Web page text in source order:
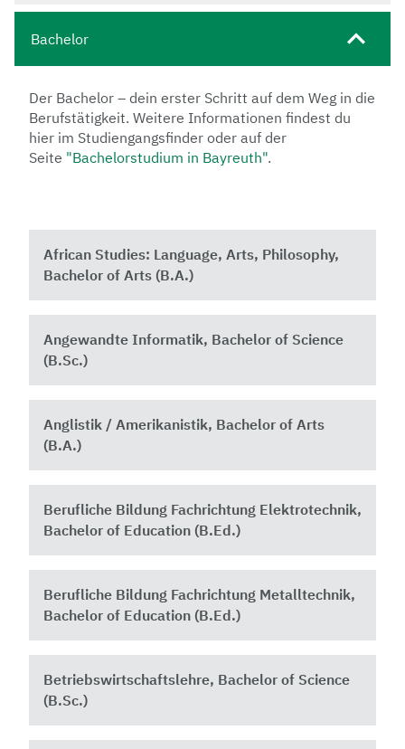
Bachelor
Der Bachelor – dein erster Schritt auf dem Weg in die
Berufstätigkeit. Weitere Informationen findest du
hier im Studiengangsfinder oder auf der
Seite "Bachelorstudium in Bayreuth".
African Studies: Language, Arts, Philosophy,
Bachelor of Arts (B.A.)
Angewandte Informatik, Bachelor of Science
(B.Sc.)
Anglistik / Amerikanistik, Bachelor of Arts
(B.A.)
Berufliche Bildung Fachrichtung Elektrotechnik,
Bachelor of Education (B.Ed.)
Berufliche Bildung Fachrichtung Metalltechnik,
Bachelor of Education (B.Ed.)
Betriebswirtschaftslehre, Bachelor of Science
(B.Sc.)